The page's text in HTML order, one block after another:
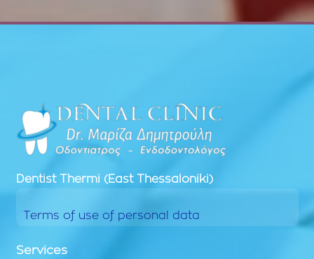
Dentist Thermi (East Thessaloniki)
Terms of use of personal data
Services